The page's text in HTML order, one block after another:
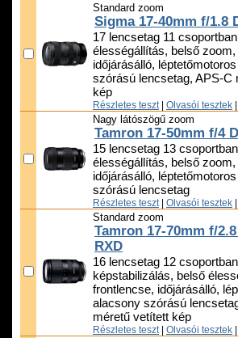
Standard zoom
Sigma 17-40mm f/1.8
17 lencsetag 11
élességállítás, belső
időjárásálló,
szórású lencsetag, APS-C
kép
Részletes teszt Olvasói tesztek
Nagy látószögű zoom
Tamron 17-50mm f/4
15 lencsetag 13
élességállítás, belső
időjárásálló,
szórású lencsetag
Részletes teszt Olvasói tesztek
Standard zoom
Tamron 17-70mm f/
RXD
16 lencsetag 12
képstabilizálás, belső
frontlencse, időjárásálló,
alacsony szórású
méretű vetített kép
Részletes teszt Olvasói tesztek